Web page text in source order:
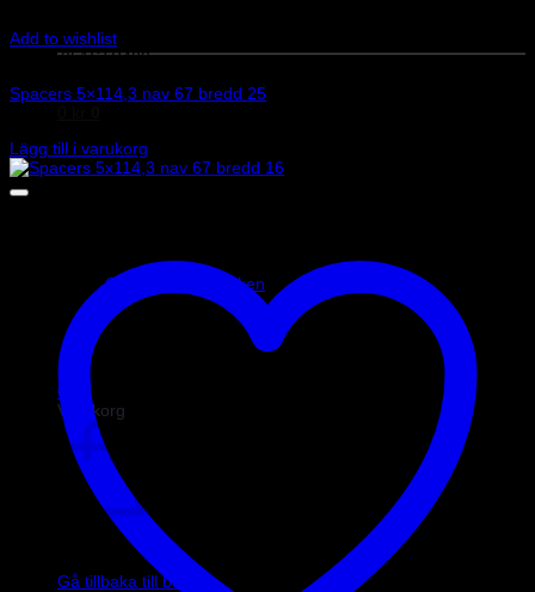
Gå tillbaka till butiken
0
Varukorg
Inga produkter i varukorgen.
Gå tillbaka till butiken
Add to wishlist
Art.nr: 051STB409
Spacers 5×114,3 nav 67 bredd 25
Lägg till i varukorg